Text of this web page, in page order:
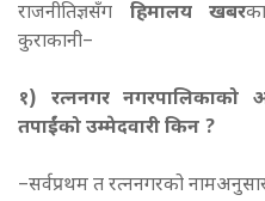
राजनीतिज्ञसँग हिमालय खबर
कुराकानी–
१) रत्ननगर नगरपालिकाको
तपाईंको उम्मेदवारी किन ?
–सर्वप्रथम त रत्ननगरको